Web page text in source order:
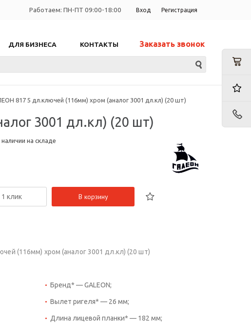
Вход Регистрация
Работаем: ПН-ПТ 09:00-18:00
ДЛЯ БИЗНЕСА КОНТАКТЫ Заказать звонок
817 5 дл.ключей (116мм) хром (аналог 3001 дл.кл) (20 шт)
3001 дл.кл) (20 шт)
наличии на складе
1 клик В корзину
(116мм) хром (аналог 3001 дл.кл) (20 шт)
Бренд* — GALEON;
Вылет ригеля* — 26 мм;
Длина лицевой планки* — 182 мм;